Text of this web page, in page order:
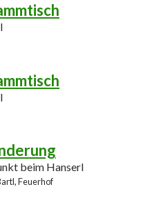
beim Hanserl
Feuerhof